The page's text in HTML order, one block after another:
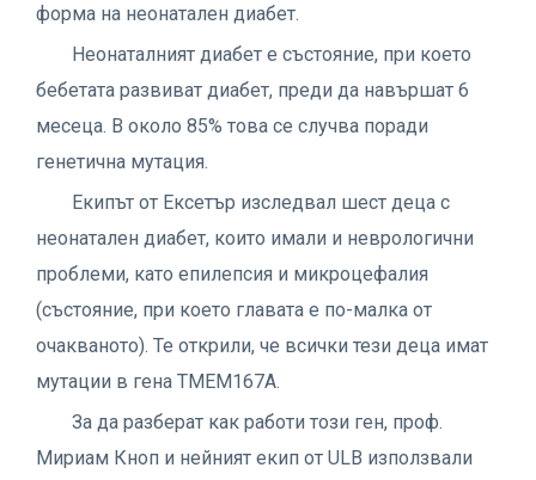
форма на неонатален диабет.
Неонаталният диабет е състояние, при което
бебетата развиват диабет, преди да навършат 6
месеца. В около 85% това се случва поради
генетична мутация.
Екипът от Ексетър изследвал шест деца с
неонатален диабет, които имали и неврологични
проблеми, като епилепсия и микроцефалия
(състояние, при което главата е по-малка от
очакваното). Те открили, че всички тези деца имат
мутации в гена TMEM167A.
За да разберат как работи този ген, проф.
Мириам Кноп и нейният екип от ULB използвали